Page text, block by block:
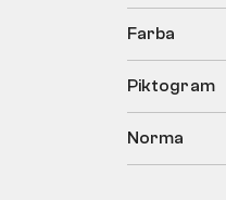
Farba
Piktogram
Norma